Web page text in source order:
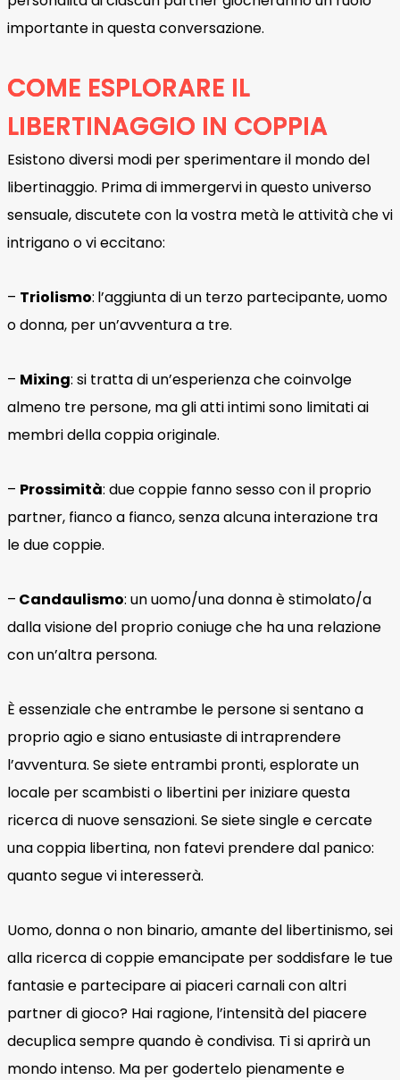
importante in questa conversazione.
COME ESPLORARE IL
LIBERTINAGGIO IN COPPIA
Esistono diversi modi per sperimentare il mondo del
libertinaggio. Prima di immergervi in questo universo
sensuale, discutete con la vostra metà le attività che vi
intrigano o vi eccitano:
– Triolismo: l’aggiunta di un terzo partecipante, uomo
o donna, per un’avventura a tre.
– Mixing: si tratta di un’esperienza che coinvolge
almeno tre persone, ma gli atti intimi sono limitati ai
membri della coppia originale.
– Prossimità: due coppie fanno sesso con il proprio
partner, fianco a fianco, senza alcuna interazione tra
le due coppie.
– Candaulismo: un uomo/una donna è stimolato/a
dalla visione del proprio coniuge che ha una relazione
con un’altra persona.
È essenziale che entrambe le persone si sentano a
proprio agio e siano entusiaste di intraprendere
l’avventura. Se siete entrambi pronti, esplorate un
locale per scambisti o libertini per iniziare questa
ricerca di nuove sensazioni. Se siete single e cercate
una coppia libertina, non fatevi prendere dal panico:
quanto segue vi interesserà.
Uomo, donna o non binario, amante del libertinismo, sei
alla ricerca di coppie emancipate per soddisfare le tue
fantasie e partecipare ai piaceri carnali con altri
partner di gioco? Hai ragione, l’intensità del piacere
decuplica sempre quando è condivisa. Ti si aprirà un
mondo intenso. Ma per godertelo pienamente e